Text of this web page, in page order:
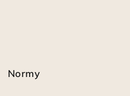
Normy